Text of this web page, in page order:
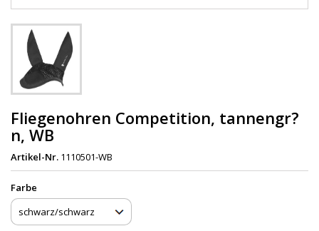
Fliegenohren Competition, tannengr?
n, WB
Artikel-Nr. 1110501-WB
Farbe